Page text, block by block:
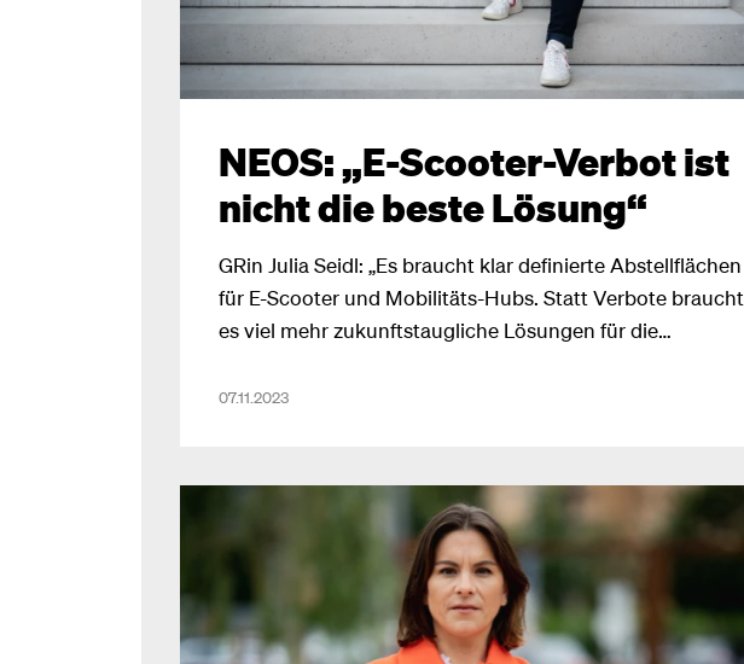
NEOS: „E-Scooter-Verbot ist
nicht die beste Lösung“
GRin Julia Seidl: „Es braucht klar definierte Abstellflächen
für E-Scooter und Mobilitäts-Hubs. Statt Verbote braucht
es viel mehr zukunftstaugliche Lösungen für die
07.11.2023